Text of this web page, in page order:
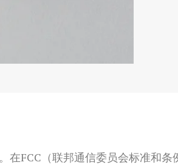
在FCC（联邦通信委员会标准和